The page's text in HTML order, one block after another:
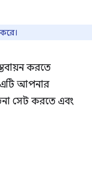
করতে
আপনার
সেট করতে এবং